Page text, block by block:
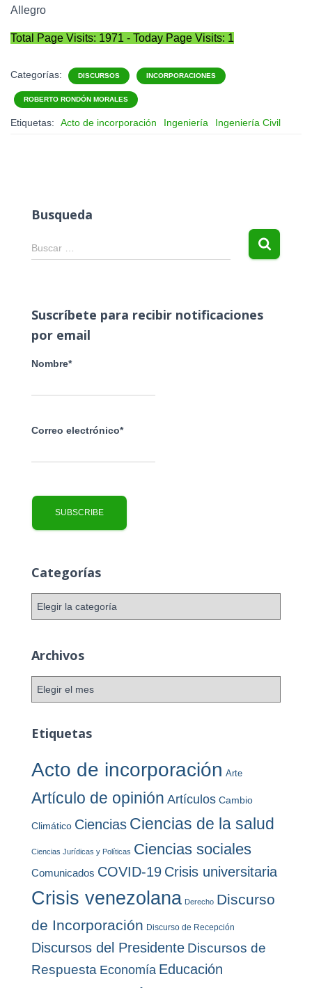
Allegro
Total Page Visits: 1971 - Today Page Visits: 1
Categorías: DISCURSOS INCORPORACIONES
ROBERTO RONDÓN MORALES
Etiquetas: Acto de incorporación Ingeniería Ingeniería Civil
Busqueda
B
u
r
:
Buscar …
Suscríbete para recibir notificaciones
por email
Nombre*
Correo electrónico*
Categorías
g
o
s
Archivos
h
o
s
Etiquetas
Acto de incorporación Arte
Artículo de opinión Artículos Cambio
Climático Ciencias Ciencias de la salud
Ciencias Jurídicas y Políticas Ciencias sociales
Comunicados COVID-19 Crisis universitaria
Crisis venezolana Derecho Discurso
de Incorporación Discurso de Recepción
Discursos del Presidente Discursos de
Respuesta Economía Educación